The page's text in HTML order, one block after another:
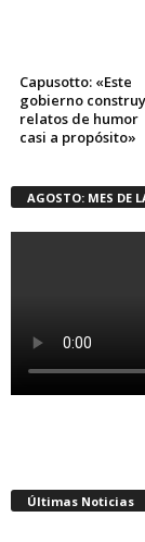
Capusotto: «Este
gobierno
relatos de humor
casi a propósito»
AGOSTO: MES DE
Últimas Noticias